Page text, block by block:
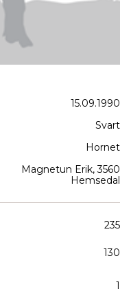
15.09.1990
Svart
Hornet
Magnetun Erik, 3560
Hemsedal
235
130
1